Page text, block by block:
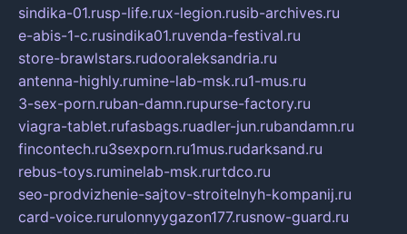
sindika-01.rusp-life.rux-legion.rusib-archives.ru
e-abis-1-c.rusindika01.ruvenda-festival.ru
store-brawlstars.rudooraleksandria.ru
antenna-highly.rumine-lab-msk.ru1-mus.ru
3-sex-porn.ruban-damn.rupurse-factory.ru
viagra-tablet.rufasbags.ruadler-jun.rubandamn.ru
fincontech.ru3sexporn.ru1mus.rudarksand.ru
rebus-toys.ruminelab-msk.rurtdco.ru
seo-prodvizhenie-sajtov-stroitelnyh-kompanij.ru
card-voice.rurulonnyygazon177.rusnow-guard.ru